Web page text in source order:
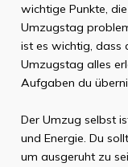
wichtige Punkte,
Umzugstag
ist es wichtig, dass
Umzugstag alles
Aufgaben du
Der Umzug selbst
und Energie. Du
um ausgeruht zu